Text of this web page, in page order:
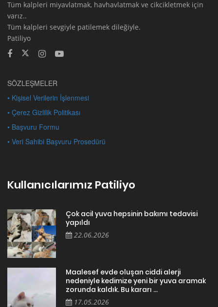
Tüm kalpleri miyavlatmak, havhavlatmak ve cikcikletmek için
varız..
Tüm kalpleri sevgiyle patilemek dileğiyle.
Patiliyo
SÖZLEŞMELER
• Kişisel Verilerin İşlenmesi
• Çerez Gizlilik Politikası
• Başvuru Formu
• Veri Sahibi Başvuru Prosedürü
Kullanıcılarımız Patiliyo
Çok acil yuva hepsinin bakımı tedavisi
yapıldı
22.06.2026
Maalesef evde oluşan ciddi alerji
nedeniyle kedimize yeni bir yuva aramak
zorunda kaldık. Bu kararı ...
17.05.2026